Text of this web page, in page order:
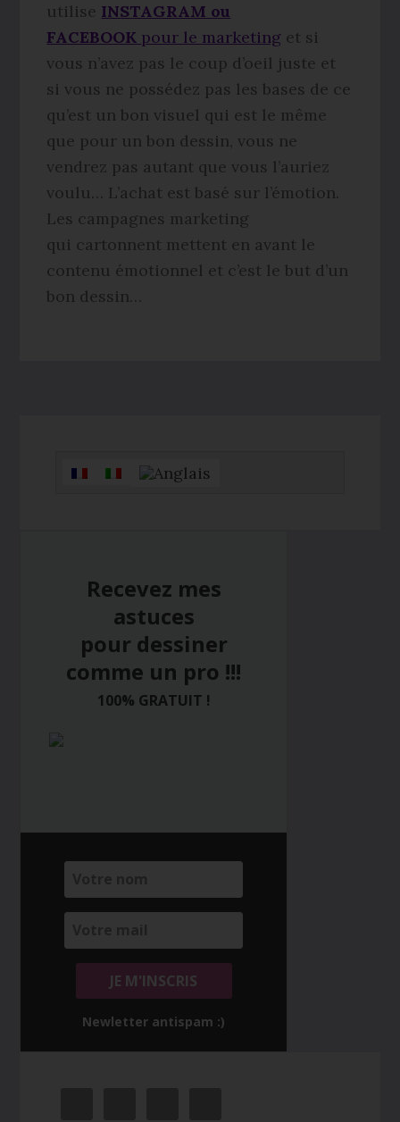
utilise INSTAGRAM ou
FACEBOOK pour le marketing et si
vous n’avez pas le coup d’oeil juste et
si vous ne possédez pas les bases de ce
qu’est un bon visuel qui est le même
que pour un bon dessin, vous ne
vendrez pas autant que vous l’auriez
voulu… L’achat est basé sur l’émotion.
Les campagnes marketing
qui cartonnent mettent en avant le
contenu émotionnel et c’est le but d’un
bon dessin…
latérale
Recevez mes
astuces
pour dessiner
comme un pro !!!
100% GRATUIT !
Newletter antispam :)